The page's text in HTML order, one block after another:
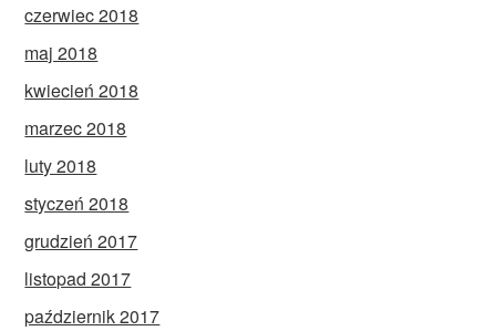
czerwiec 2018
maj 2018
kwiecień 2018
marzec 2018
luty 2018
styczeń 2018
grudzień 2017
listopad 2017
październik 2017